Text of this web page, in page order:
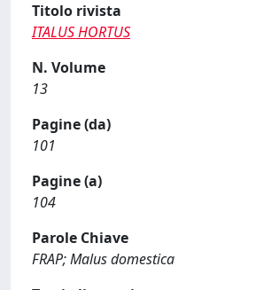
Titolo rivista
ITALUS HORTUS
N. Volume
13
Pagine (da)
101
Pagine (a)
104
Parole Chiave
FRAP; Malus domestica